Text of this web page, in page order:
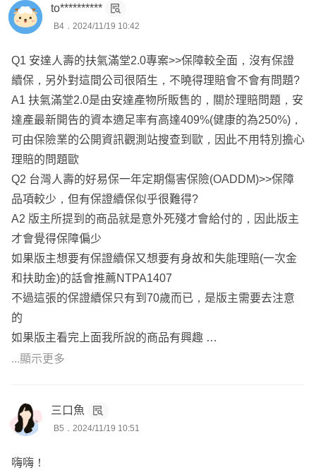
to**********
B4．2024/11/19 10:42
Q1 安達人壽的扶氣滿堂2.0專案>>保障較全面，沒有保證
續保，另外對這間公司很陌生，不曉得理賠會不會有問題?
A1 扶氣滿堂2.0是由安達產物所販售的，關於理賠問題，安
達產最新開告的資本適足率有高達409%(健康的為250%)，
可由保險業的公開資訊觀測站搜查到歐，因此不用特別擔心
理賠的問題歐
Q2 台灣人壽的好易保一年定期傷害保險(OADDM)>>保障
品項較少，但有保證續保似乎很難得?
A2 版主所提到的商品就是意外死殘才會給付的，因此版主
才會覺得保障偏少
如果版主想要有保證續保又想要有身故和失能理賠(一次金
和扶助金)的話會推薦NTPA1407
不過這張的保證續保只有到70歲而已，是版主需要去注意
的
如果版主看完上面我所說的商品有興趣
歡迎點擊放大鏡 一起討論
...顯示更多
三口魚
B5．2024/11/19 10:51
嗨嗨！